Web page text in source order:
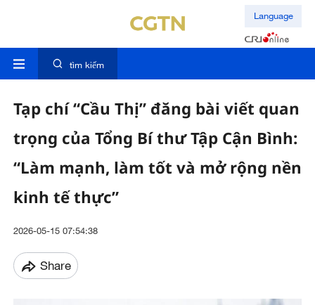
Language
tìm kiếm
Tạp chí “Cầu Thị” đăng bài viết quan
trọng của Tổng Bí thư Tập Cận Bình:
“Làm mạnh, làm tốt và mở rộng nền
kinh tế thực”
2026-05-15 07:54:38
Share